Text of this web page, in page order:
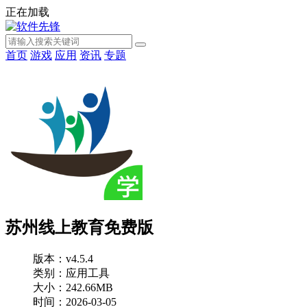
正在加载
首页 游戏 应用 资讯 专题
苏州线上教育免费版
版本：v4.5.4
类别：应用工具
大小：242.66MB
时间：2026-03-05